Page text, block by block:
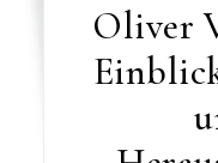
Oliver